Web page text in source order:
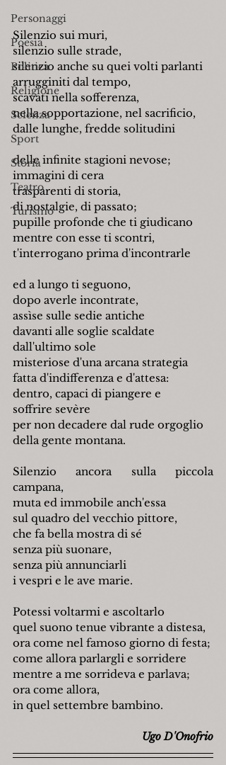
Personaggi
Poesia
Politica
Religione
Scienza
Sport
Storia
Teatro
Turismo
Silenzio sui muri,
silenzio sulle strade,
silenzio anche su quei volti parlanti
arrugginiti dal tempo,
scavati nella sofferenza,
nella sopportazione, nel sacrificio,
dalle lunghe, fredde solitudini
delle infinite stagioni nevose;
immagini di cera
trasparenti di storia,
di nostalgie, di passato;
pupille profonde che ti giudicano
mentre con esse ti scontri,
t'interrogano prima d'incontrarle
ed a lungo ti seguono,
dopo averle incontrate,
assìse sulle sedie antiche
davanti alle soglie scaldate
dall'ultimo sole
misteriose d'una arcana strategia
fatta d'indifferenza e d'attesa:
dentro, capaci di piangere e
soffrire sevère
per non decadere dal rude orgoglio
della gente montana.
Silenzio ancora sulla piccola
campana,
muta ed immobile anch'essa
sul quadro del vecchio pittore,
che fa bella mostra di sé
senza più suonare,
senza più annunciarli
i vespri e le ave marie.
Potessi voltarmi e ascoltarlo
quel suono tenue vibrante a distesa,
ora come nel famoso giorno di festa;
come allora parlargli e sorridere
mentre a me sorrideva e parlava;
ora come allora,
in quel settembre bambino.
Ugo D'Onofrio